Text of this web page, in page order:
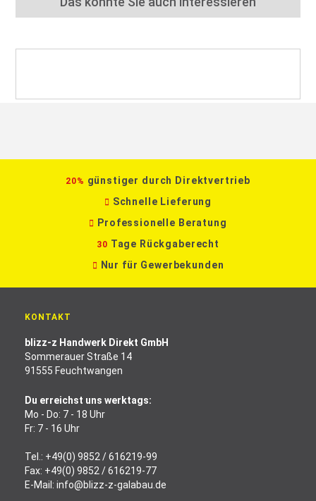
20% günstiger durch Direktvertrieb
Schnelle Lieferung
Professionelle Beratung
30 Tage Rückgaberecht
Nur für Gewerbekunden
KONTAKT
blizz-z Handwerk Direkt GmbH
Sommerauer Straße 14
91555 Feuchtwangen
Du erreichst uns werktags:
Mo - Do: 7 - 18 Uhr
Fr: 7 - 16 Uhr
Tel.: +49(0) 9852 / 616219-99
Fax: +49(0) 9852 / 616219-77
E-Mail: info@blizz-z-galabau.de